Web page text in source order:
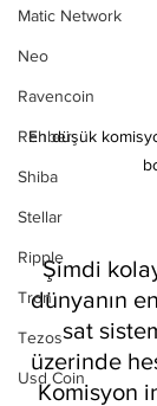
Matic Network
Neo
Ravencoin
Rehber
Shiba
Stellar
Ripple
Tron
Tezos
Usd Coin
En düşük
Şimdi
dünyanın
sat
üzerinde
Komisyon